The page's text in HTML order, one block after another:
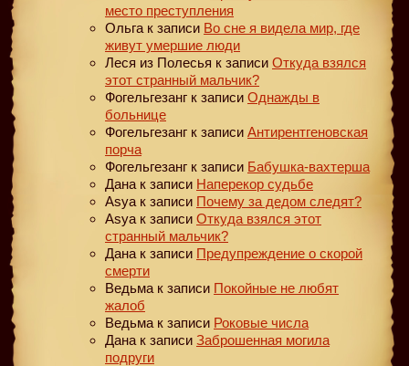
место преступления
Ольга к записи Во сне я видела мир, где
живут умершие люди
Леся из Полесья к записи Откуда взялся
этот странный мальчик?
Фогельгезанг к записи Однажды в
больнице
Фогельгезанг к записи Антирентгеновская
порча
Фогельгезанг к записи Бабушка-вахтерша
Дана к записи Наперекор судьбе
Asya к записи Почему за дедом следят?
Asya к записи Откуда взялся этот
странный мальчик?
Дана к записи Предупреждение о скорой
смерти
Ведьма к записи Покойные не любят
жалоб
Ведьма к записи Роковые числа
Дана к записи Заброшенная могила
подруги